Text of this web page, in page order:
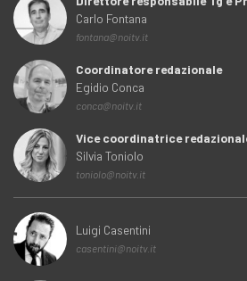
Carlo Fontana
fontana@noitv.it
Coordinatore redazionale
Egidio Conca
conca@noitv.it
Vice coordinatrice
Silvia Toniolo
toniolo@noitv.it
Luigi Casentini
casentini@noitv.it